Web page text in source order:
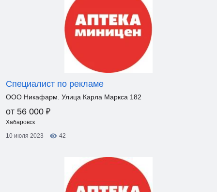
Специалист по рекламе
ООО Никафарм. Улица Карла Маркса 182
от 56 000 ₽
Хабаровск
10 июля 2023
42